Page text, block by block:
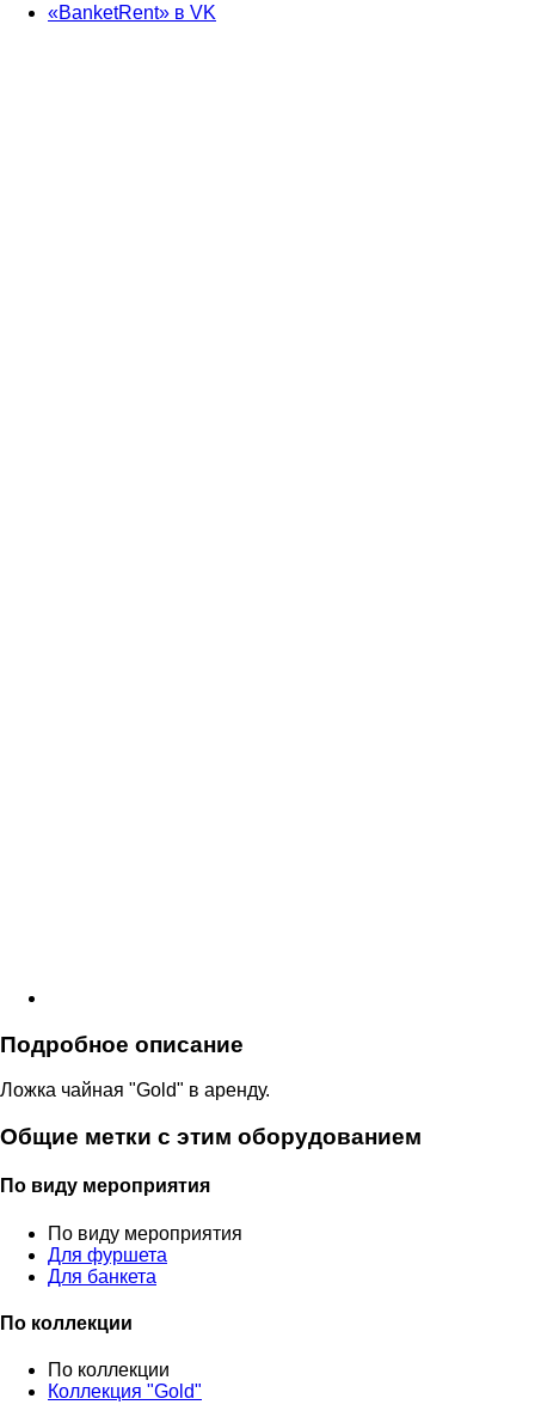
«BanketRent» в VK
Подробное описание
Ложка чайная "Gold" в аренду.
Общие метки с этим оборудованием
По виду мероприятия
По виду мероприятия
Для фуршета
Для банкета
По коллекции
По коллекции
Коллекция "Gold"